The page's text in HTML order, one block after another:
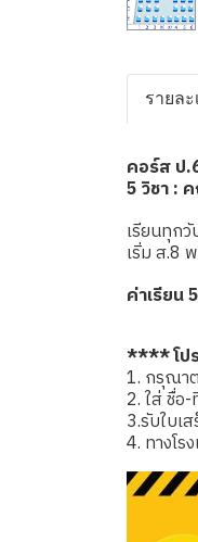
รายล
คอร์ส ป
5 วิชา :
เรียนทุก
เริ่ม ส.8
ค่าเรียน
**** โป
1. กรุณา
2. ใส่ ชื่อ
3.รับใบเ
4. ทางโร